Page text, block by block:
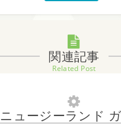
関連記事
Related Post
ニュージーランド